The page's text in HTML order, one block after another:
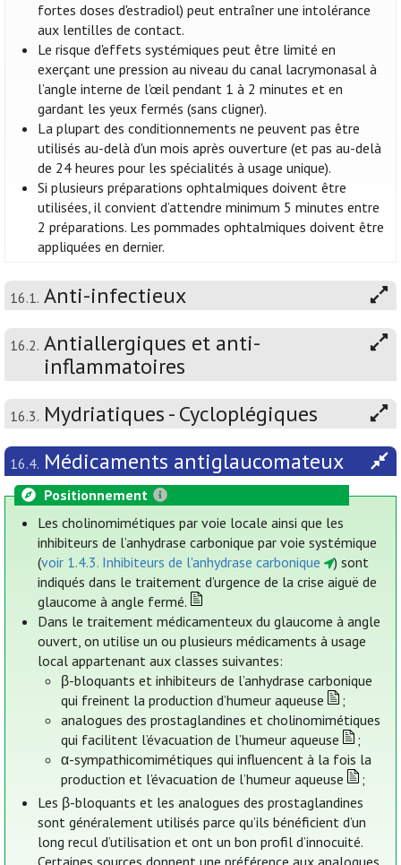
fortes doses d'estradiol) peut entraîner une intolérance
aux lentilles de contact.
Le risque d'effets systémiques peut être limité en
exerçant une pression au niveau du canal lacrymonasal à
l’angle interne de l’œil pendant 1 à 2 minutes et en
gardant les yeux fermés (sans cligner).
La plupart des conditionnements ne peuvent pas être
utilisés au-delà d'un mois après ouverture (et pas au-delà
de 24 heures pour les spécialités à usage unique).
Si plusieurs préparations ophtalmiques doivent être
utilisées, il convient d’attendre minimum 5 minutes entre
2 préparations. Les pommades ophtalmiques doivent être
appliquées en dernier.
16.1. Anti-infectieux
16.2. Antiallergiques et anti-
inflammatoires
16.3. Mydriatiques - Cycloplégiques
16.4. Médicaments antiglaucomateux
Positionnement
Les cholinomimétiques par voie locale ainsi que les
inhibiteurs de l’anhydrase carbonique par voie systémique
(voir 1.4.3. Inhibiteurs de l'anhydrase carbonique
) sont
indiqués dans le traitement d’urgence de la crise aiguë de
glaucome à angle fermé.
Dans le traitement médicamenteux du glaucome à angle
ouvert, on utilise un ou plusieurs médicaments à usage
local appartenant aux classes suivantes:
β-bloquants et inhibiteurs de l’anhydrase carbonique
qui freinent la production d’humeur aqueuse
;
analogues des prostaglandines et cholinomimétiques
qui facilitent l’évacuation de l’humeur aqueuse
;
α-sympathicomimétiques qui influencent à la fois la
production et l’évacuation de l’humeur aqueuse
;
Les β-bloquants et les analogues des prostaglandines
sont généralement utilisés parce qu’ils bénéficient d’un
long recul d’utilisation et ont un bon profil d’innocuité.